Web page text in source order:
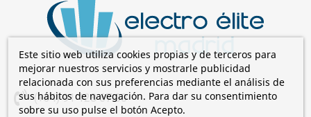
(+34) 91 128 67 00
Este sitio web utiliza cookies propias y de terceros para
mejorar nuestros servicios y mostrarle publicidad
relacionada con sus preferencias mediante el análisis de
sus hábitos de navegación. Para dar su consentimiento
sobre su uso pulse el botón Acepto.